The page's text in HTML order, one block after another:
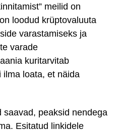
meilid on
loodud krüptovaluuta
varastamiseks ja
varade
kuritarvitab
ilma loata, et näida
saavad, peaksid nendega
Esitatud linkidele